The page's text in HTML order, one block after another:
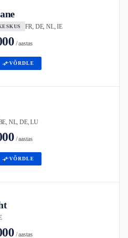
FR, DE, NL, IE
/ aastas
compare_arrowsVÕRDLE
NL, DE, LU
/ aastas
compare_arrowsVÕRDLE
/ aastas